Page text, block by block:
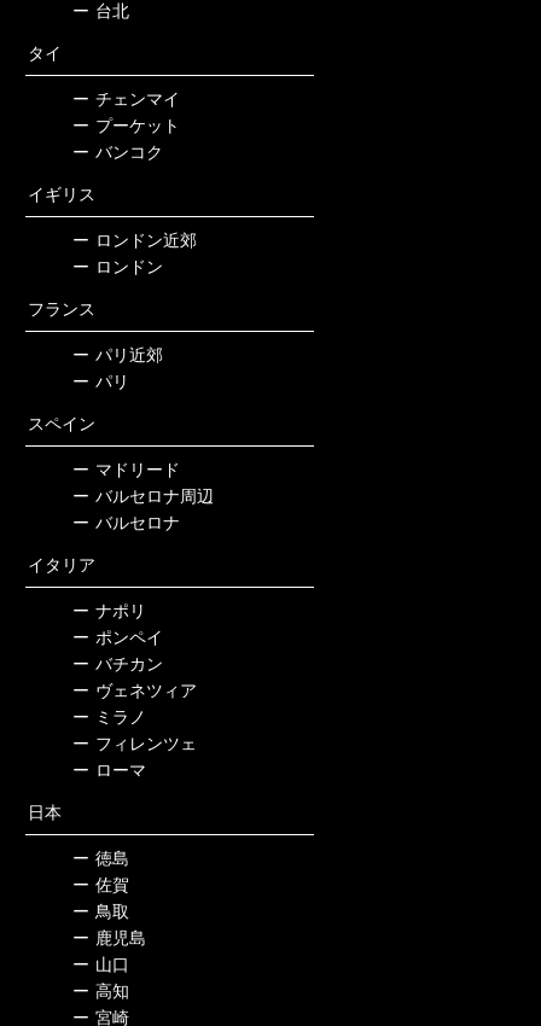
ー 台北
タイ
ー チェンマイ
ー プーケット
ー バンコク
イギリス
ー ロンドン近郊
ー ロンドン
フランス
ー パリ近郊
ー パリ
スペイン
ー マドリード
ー バルセロナ周辺
ー バルセロナ
イタリア
ー ナポリ
ー ポンペイ
ー バチカン
ー ヴェネツィア
ー ミラノ
ー フィレンツェ
ー ローマ
日本
ー 徳島
ー 佐賀
ー 鳥取
ー 鹿児島
ー 山口
ー 高知
ー 宮崎